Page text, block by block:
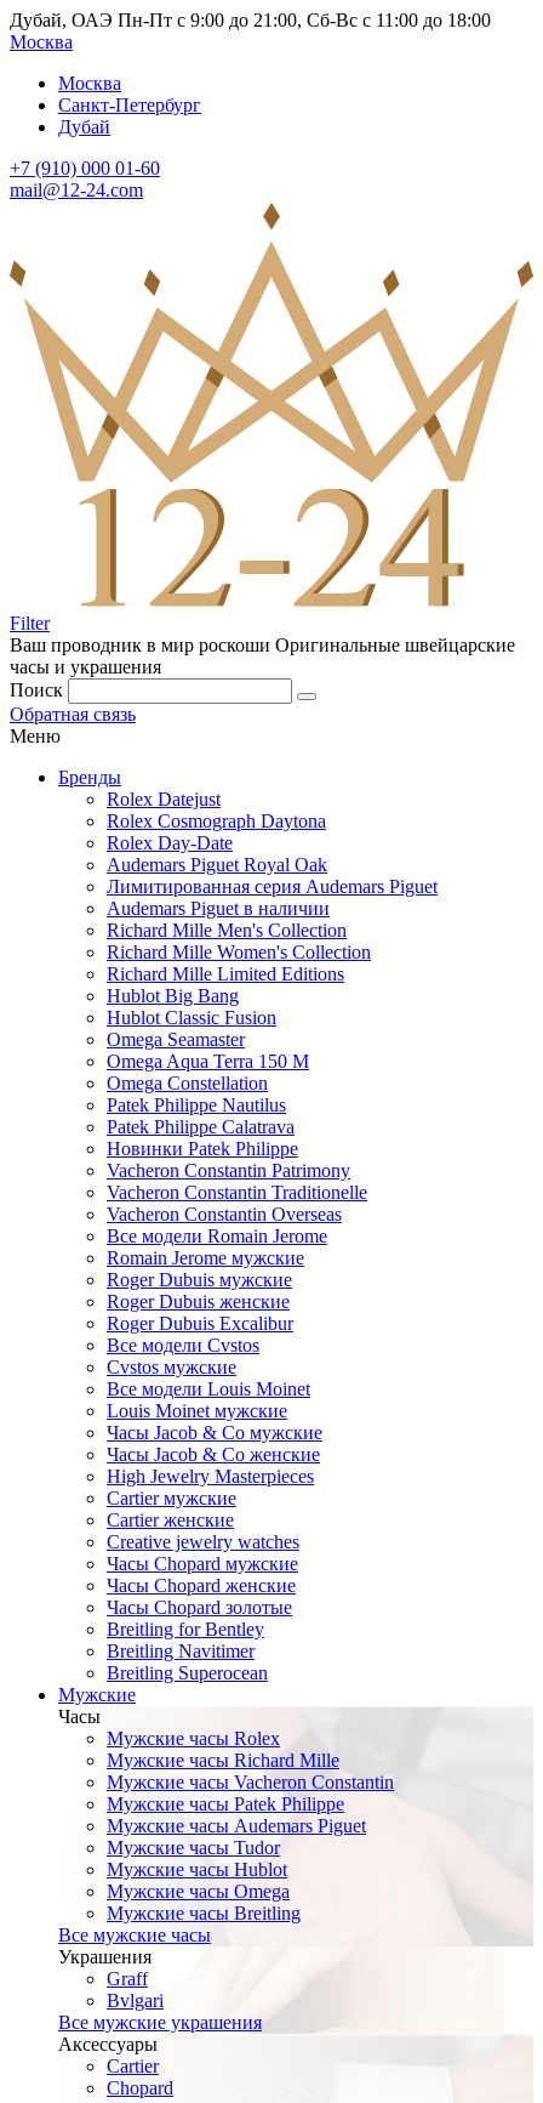
Дубай, ОАЭ Пн-Пт с 9:00 до 21:00, Сб-Вс с 11:00 до 18:00
Москва
Москва
Санкт-Петербург
Дубай
+7 (910) 000 01-60
mail@12-24.com
Filter
Ваш проводник в мир роскоши Оригинальные швейцарские
часы и украшения
Поиск
Обратная связь
Меню
Бренды
Rolex Datejust
Rolex Cosmograph Daytona
Rolex Day-Date
Audemars Piguet Royal Oak
Лимитированная серия Audemars Piguet
Audemars Piguet в наличии
Richard Mille Men's Collection
Richard Mille Women's Collection
Richard Mille Limited Editions
Hublot Big Bang
Hublot Classic Fusion
Omega Seamaster
Omega Aqua Terra 150 M
Omega Constellation
Patek Philippe Nautilus
Patek Philippe Calatrava
Новинки Patek Philippe
Vacheron Constantin Patrimony
Vacheron Constantin Traditionelle
Vacheron Constantin Overseas
Все модели Romain Jerome
Romain Jerome мужские
Roger Dubuis мужские
Roger Dubuis женские
Roger Dubuis Excalibur
Все модели Cvstos
Cvstos мужские
Все модели Louis Moinet
Louis Moinet мужские
Часы Jacob & Co мужские
Часы Jacob & Co женские
High Jewelry Masterpieces
Cartier мужские
Cartier женские
Creative jewelry watches
Часы Chopard мужские
Часы Сhopard женские
Часы Сhopard золотые
Breitling for Bentley
Breitling Navitimer
Breitling Superocean
Мужские
Часы
Мужские часы Rolex
Мужские часы Richard Mille
Мужские часы Vacheron Constantin
Мужские часы Patek Philippe
Мужские часы Audemars Piguet
Мужские часы Tudor
Мужские часы Hublot
Мужские часы Omega
Мужские часы Breitling
Все мужские часы
Украшения
Graff
Bvlgari
Все мужские украшения
Аксессуары
Cartier
Chopard